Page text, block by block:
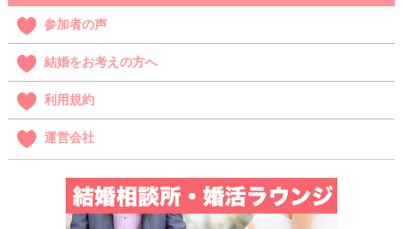
参加者の声
結婚をお考えの方へ
利用規約
運営会社